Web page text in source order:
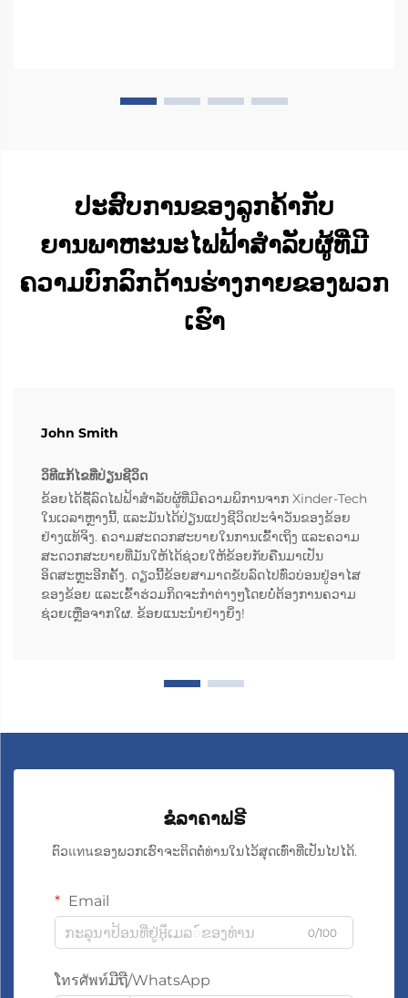
ປະສົບການຂອງລູກຄ້າກັບ
ຍານພາຫະນະໄຟຟ້າສຳລັບຜູ້ທີ່ມີ
ຄວາມບົກລົກດ້ານຮ່າງກາຍຂອງພວກ
ເຮົາ
John Smith
ວິທີແກ້ໄຂທີ່ປ່ຽນຊີວິດ
ຂ້ອຍໄດ້ຊື້ລົດໄຟຟ້າສຳລັບຜູ້ທີ່ມີຄວາມພິການຈາກ Xinder-Tech
ໃນເວລາຫຼາງນີ້, ແລະມັນໄດ້ປ່ຽນແປງຊີວິດປະຈຳວັນຂອງຂ້ອຍ
ຢ່າງແທ້ຈິງ. ຄວາມສະດວກສະບາຍໃນການເຂົ້າເຖິງ ແລະຄວາມ
ສະດວກສະບາຍທີ່ມັນໃຫ້ໄດ້ຊ່ວຍໃຫ້ຂ້ອຍກັບຄືນມາເປັນ
ອິດສະຫຼະອີກຄັ້ງ. ດຽວນີ້ຂ້ອຍສາມາດຂັບລົດໄປທົ່ວບ່ອນຢູ່ອາໄສ
ຂອງຂ້ອຍ ແລະເຂົ້າຮ່ວມກິດຈະກຳຕ່າງໆໂດຍບໍ່ຕ້ອງການຄວາມ
ຊ່ວຍເຫຼືອຈາກໃຜ. ຂ້ອຍແນະນຳຢ່າງຍິ່ງ!
ຂໍລາຄາຟຣີ
ຕົວแทนຂອງພວກເຮົາຈະຕິດຕໍ່ທ່ານໃນໄວ້ສຸດເທົ່າທີ່ເປັນໄປໄດ້.
Email
0/100
ໂทรศัพท์ມືຖື/WhatsApp